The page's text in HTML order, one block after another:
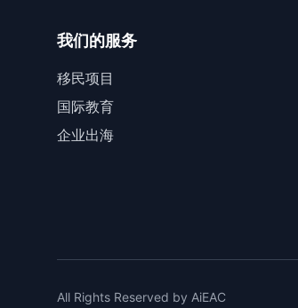
我们的服务
移民项目
国际教育
企业出海
All Rights Reserved by AiEAC